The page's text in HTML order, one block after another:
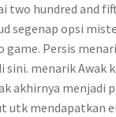
two hundred and
segenap opsi
game. Persis
sini. menarik Awak
akhirnya menjadi
utk mendapatkan